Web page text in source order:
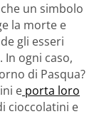
un simbolo
la morte e
gli esseri
ogni caso,
di Pasqua?
e porta loro
cioccolatini e